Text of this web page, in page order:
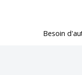
Besoin